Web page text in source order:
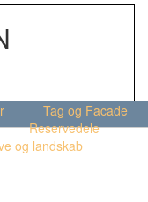
Tag og Facade
Reservedele
og landskab